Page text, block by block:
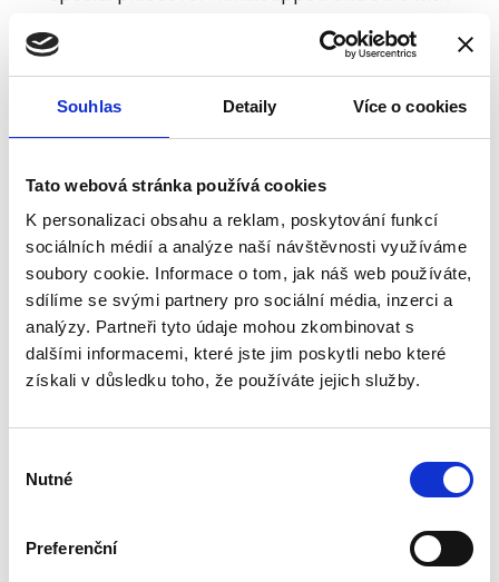
Souhlas Detaily Více o cookies
Tato webová stránka používá cookies
K personalizaci obsahu a reklam, poskytování funkcí
sociálních médií a analýze naší návštěvnosti využíváme
soubory cookie. Informace o tom, jak náš web používáte,
sdílíme se svými partnery pro sociální média, inzerci a
analýzy. Partneři tyto údaje mohou zkombinovat s
dalšími informacemi, které jste jim poskytli nebo které
získali v důsledku toho, že používáte jejich služby.
souhlasu
Nutné
Preferenční
Our partners